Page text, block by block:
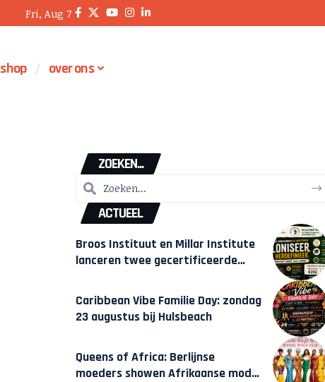
Fri, Aug 7
shop over ons
ZOEKEN...
ACTUEEL
Broos Instituut en Millar Institute
lanceren twee gecertificeerde
Amsterdam
Caribbean Vibe Familie Day: zondag
23 augustus bij Hulsbeach
Queens of Africa: Berlijnse
moeders showen Afrikaanse mode